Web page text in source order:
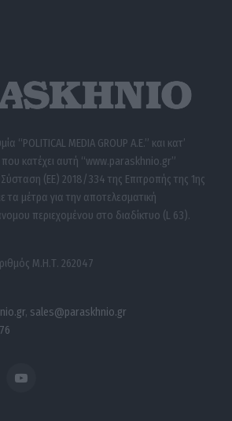
“POLITICAL MEDIA GROUP A.E.” και κατ’
κατέχει αυτή “www.paraskhnio.gr”
(ΕΕ) 2018/334 της Επιτροπής της 1ης
τα μέτρα για την αποτελεσματική
περιεχομένου στο διαδίκτυο (L 63).
Μ.Η.Τ. 262047
, sales@paraskhnio.gr
YouTube